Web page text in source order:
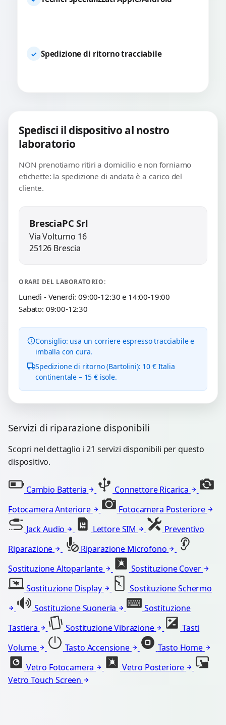
✓ Spedizione di ritorno tracciabile
Spedisci il dispositivo al nostro
laboratorio
NON prenotiamo ritiri a domicilio e non forniamo
etichette: la spedizione di andata è a carico del
cliente.
BresciaPC Srl
Via Volturno 16
25126 Brescia
ORARI DEL LABORATORIO:
Lunedì - Venerdì: 09:00-12:30 e 14:00-19:00
Sabato: 09:00-12:30
Consiglio: usa un corriere espresso tracciabile e
imballa con cura.
Spedizione di ritorno (Bartolini): 10 € Italia
continentale – 15 € isole.
Servizi di riparazione disponibili
Scopri nel dettaglio i 21 servizi disponibili per questo
dispositivo.
Cambio Batteria
Connettore Ricarica
Fotocamera Anteriore
Fotocamera Posteriore
Jack Audio
Lettore SIM
Preventivo
Riparazione
Riparazione Microfono
Sostituzione Altoparlante
Sostituzione Cover
Sostituzione Display
Sostituzione Schermo
Sostituzione Suoneria
Sostituzione
Tastiera
Sostituzione Vibrazione
Tasti
Volume
Tasto Accensione
Tasto Home
Vetro Fotocamera
Vetro Posteriore
Vetro Touch Screen